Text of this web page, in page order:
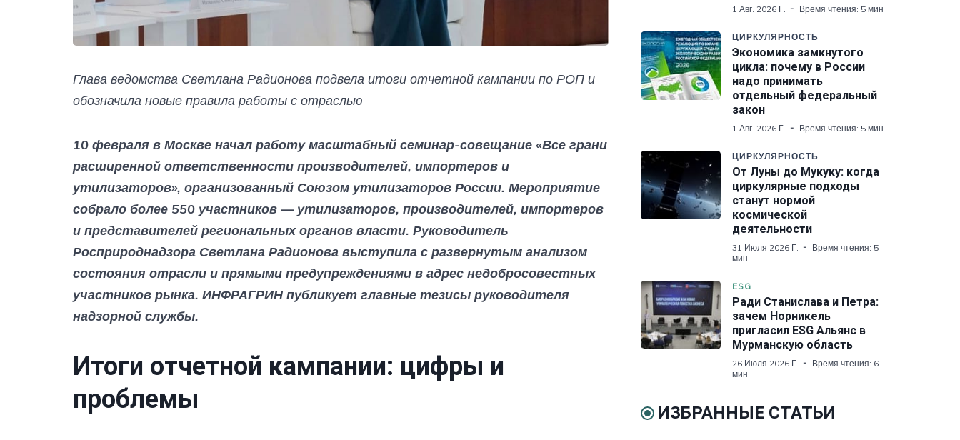
Глава ведомства Светлана Радионова подвела итоги отчетной кампании по РОП и
обозначила новые правила работы с отраслью
10 февраля в Москве начал работу масштабный семинар-совещание «Все грани
расширенной ответственности производителей, импортеров и
утилизаторов», организованный Союзом утилизаторов России. Мероприятие
собрало более 550 участников — утилизаторов, производителей, импортеров
и представителей региональных органов власти. Руководитель
Росприроднадзора Светлана Радионова выступила с развернутым анализом
состояния отрасли и прямыми предупреждениями в адрес недобросовестных
участников рынка. ИНФРАГРИН публикует главные тезисы руководителя
надзорной службы.
Итоги отчетной кампании: цифры и
проблемы
1 Авг. 2026 Г. Время чтения: 5 мин
ЦИРКУЛЯРНОСТЬ
Экономика замкнутого
цикла: почему в России
надо принимать
отдельный федеральный
закон
1 Авг. 2026 Г. Время чтения: 5 мин
ЦИРКУЛЯРНОСТЬ
От Луны до Мукуку: когда
циркулярные подходы
станут нормой
космической
деятельности
31 Июля 2026 Г.
Время чтения: 5
мин
ESG
Ради Станислава и Петра:
зачем Норникель
пригласил ESG Альянс в
Мурманскую область
26 Июля 2026 Г.
Время чтения: 6
мин
ИЗБРАННЫЕ СТАТЬИ